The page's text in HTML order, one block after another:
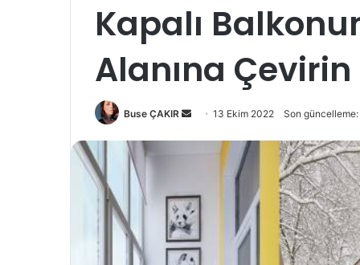
Kapalı
Alanına Çevirin
Buse ÇAKIR
p
o
s
13 Ekim 2022 Son